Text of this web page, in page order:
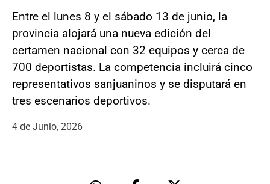
Entre el lunes 8 y el sábado 13 de junio, la
provincia alojará una nueva edición del
certamen nacional con 32 equipos y cerca de
700 deportistas. La competencia incluirá cinco
representativos sanjuaninos y se disputará en
tres escenarios deportivos.
4 de Junio, 2026